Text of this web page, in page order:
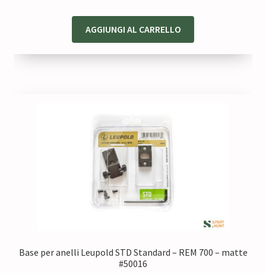
originale
era:
attuale
è:
AGGIUNGI AL CARRELLO
Base per anelli Leupold STD Standard – REM 700 – matte
#50016